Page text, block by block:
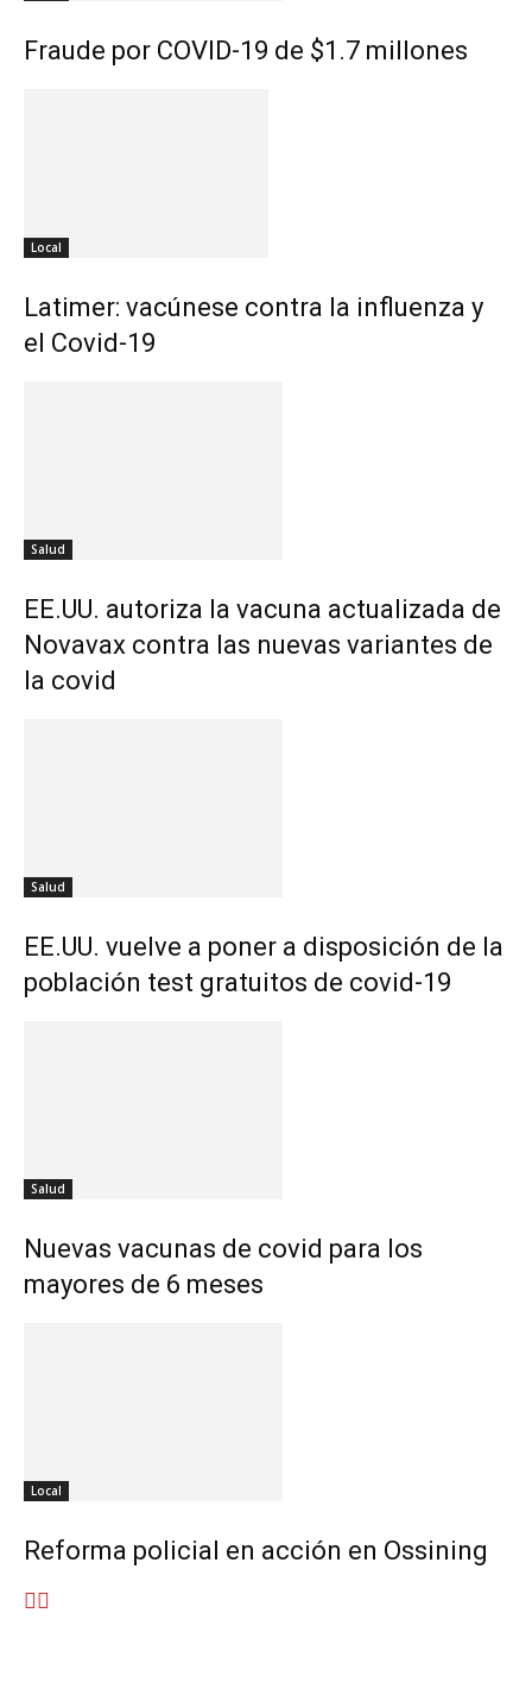
Fraude por COVID-19 de $1.7 millones
Local
Latimer: vacúnese contra la influenza y
el Covid-19
Salud
EE.UU. autoriza la vacuna actualizada de
Novavax contra las nuevas variantes de
la covid
Salud
EE.UU. vuelve a poner a disposición de la
población test gratuitos de covid-19
Salud
Nuevas vacunas de covid para los
mayores de 6 meses
Local
Reforma policial en acción en Ossining